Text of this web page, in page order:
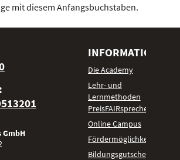
mit diesem Anfangsbuchstaben.
GmbH
INFORMATIONEN
Die Academy
Lehr- und
Lernmethoden
PreisFAIRsprechen
Online Campus
Fördermöglichkeiten
Bildungsgutschein